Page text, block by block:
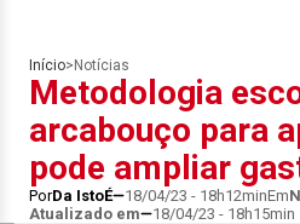
Início> Notícias
Metodologia
arcabouço para
pode ampliar
PorDa IstoÉ 18/04/23 - 18h12minEm
Atualizado em
18/04/23 - 18h15min